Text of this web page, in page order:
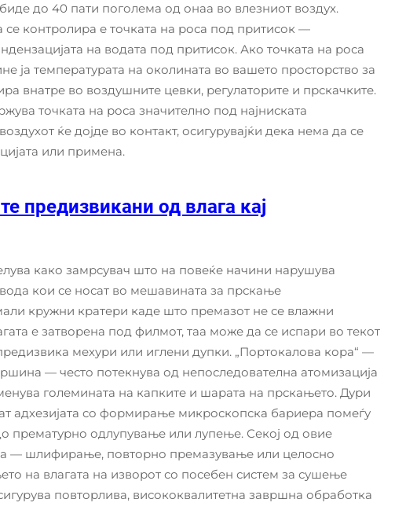
до 40 пати поголема од онаа во влезниот воздух.
контролира е точката на роса под притисок —
на водата под притисок. Ако точката на роса
ја температурата на околината во вашето просторство за
внатре во воздушните цевки, регулаторите и прскачките.
точката на роса значително под најниската
ќе дојде во контакт, осигурувајќи дека нема да се
или примена.
предизвикани од влага кај
како замрсувач што на повеќе начини нарушува
кои се носат во мешавината за прскање
кружни кратери каде што премазот не се влажни
е затворена под филмот, таа може да се испари во текот
мехури или иглени дупки. „Портокалова кора“ —
— често потекнува од непоследователна атомизација
големината на капките и шарата на прскањето. Дури
адхезијата со формирање микроскопска бариера помеѓу
прематурно одлупување или лупење. Секој од овие
— шлифирање, повторно премазување или целосно
на влагата на изворот со посебен систем за сушење
повторлива, висококвалитетна завршна обработка